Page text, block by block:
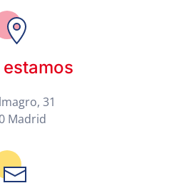
estamos
31
Madrid